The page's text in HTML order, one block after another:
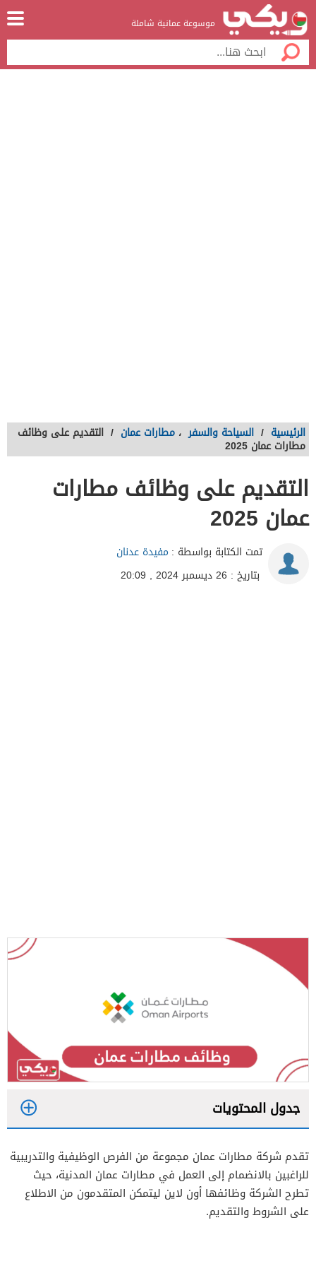
موسوعة عمانية شاملة
الرئيسية / السياحة والسفر ، مطارات عمان / التقديم على وظائف
مطارات عمان 2025
التقديم على وظائف مطارات
عمان 2025
تمت الكتابة بواسطة : مفيدة عدنان
بتاريخ : 26 ديسمبر 2024 , 20:09
جدول المحتويات
2
تقدم شركة مطارات عمان مجموعة من الفرص الوظيفية والتدريبية
للراغبين بالانضمام إلى العمل في مطارات عمان المدنية، حيث
تطرح الشركة وظائفها أون لاين ليتمكن المتقدمون من الاطلاع
على الشروط والتقديم.